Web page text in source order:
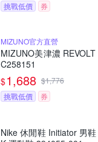
挑戰低價 券
MIZUNO官方直營
MIZUNO美津濃
C258151
$1,688 $1,776
挑戰低價
券
Nike 休閒鞋 Initiator 男